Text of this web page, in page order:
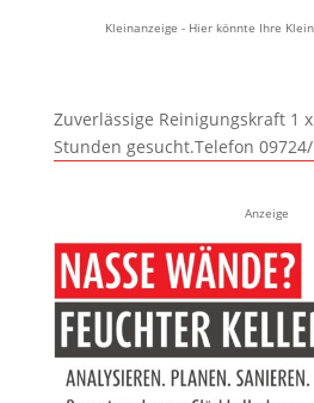
Kleinanzeige - Hier könnte Ihre
Zuverlässige Reinigungskraft 1
Stunden gesucht.Telefon
Anzeige